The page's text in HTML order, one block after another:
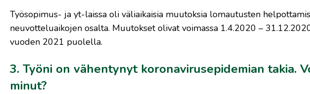
Työsopimus- ja yt-laissa oli väliaikaisia muutoksia lomautusten
neuvotteluaikojen osalta. Muutokset olivat voimassa 1.4.2020 –
vuoden 2021 puolella.
3. Työni on vähentynyt koronavirusepidemian takia.
minut?